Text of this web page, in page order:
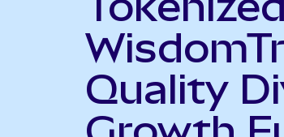
Quality